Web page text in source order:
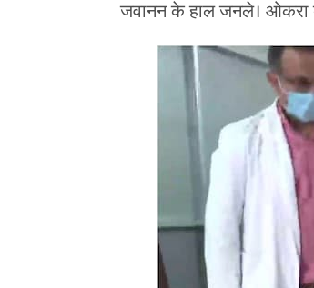
जवानन के हाल जनले। ओकरा